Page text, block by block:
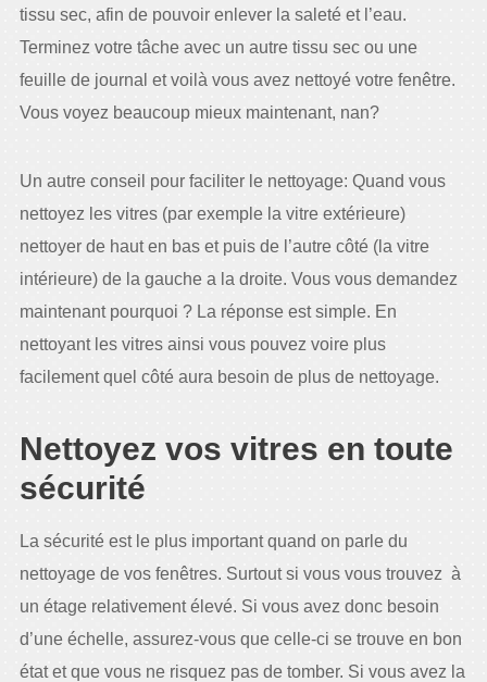
tissu sec, afin de pouvoir enlever la saleté et l’eau.
Terminez votre tâche avec un autre tissu sec ou une
feuille de journal et voilà vous avez nettoyé votre fenêtre.
Vous voyez beaucoup mieux maintenant, nan?
Un autre conseil pour faciliter le nettoyage: Quand vous
nettoyez les vitres (par exemple la vitre extérieure)
nettoyer de haut en bas et puis de l’autre côté (la vitre
intérieure) de la gauche a la droite. Vous vous demandez
maintenant pourquoi ? La réponse est simple. En
nettoyant les vitres ainsi vous pouvez voire plus
facilement quel côté aura besoin de plus de nettoyage.
Nettoyez vos vitres en toute
sécurité
La sécurité est le plus important quand on parle du
nettoyage de vos fenêtres. Surtout si vous vous trouvez à
un étage relativement élevé. Si vous avez donc besoin
d’une échelle, assurez-vous que celle-ci se trouve en bon
état et que vous ne risquez pas de tomber. Si vous avez la